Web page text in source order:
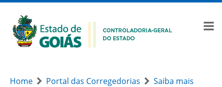
Home Portal das Corregedorias
Saiba mais